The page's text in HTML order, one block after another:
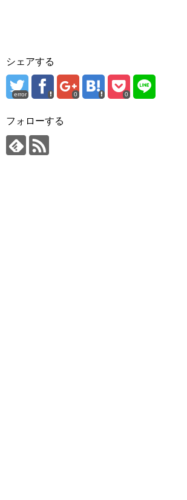
シェアする
error 0 0
フォローする